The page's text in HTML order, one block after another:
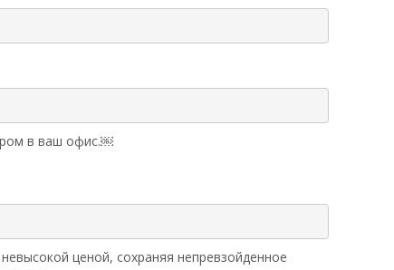
в ваш офис.￼
ценой, сохраняя непревзойденное